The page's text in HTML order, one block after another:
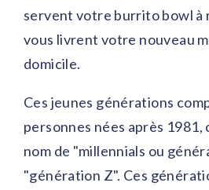
servent votre burrito bowl à
vous livrent votre nouveau
domicile.
Ces jeunes générations
personnes nées après 1981,
nom de "millennials ou
"génération Z". Ces